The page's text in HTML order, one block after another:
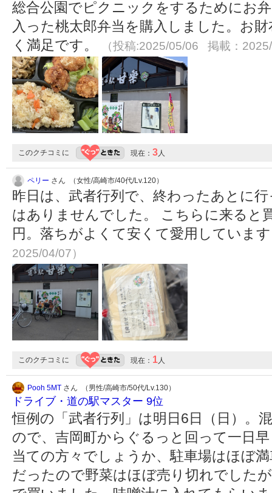
総合公園でピクニックをするためにお
入った桃太郎弁当を購入しました。お
く満足です。
（投稿:2025/05/06 掲載：
このクチコミに 現在： 3人
ペリー さん （女性/高崎市/40代/Lv.120）
昨日は、武者行列で、終わったあとに
はありませんでした。 こちらに来ると
円。落ちがよくて安くて愛用していま
2025/04/07）
このクチコミに 現在： 1人
Pooh 5MT さん （男性/高崎市/50代/Lv.130）
ドライブ・道の駅マスター 9位
恒例の「武者行列」は明日6日（日）。
ので、吉岡町からぐるっと回って一日
当ての方々でしょうか、駐車場はほぼ
だったので野菜はほぼ売り切れでした